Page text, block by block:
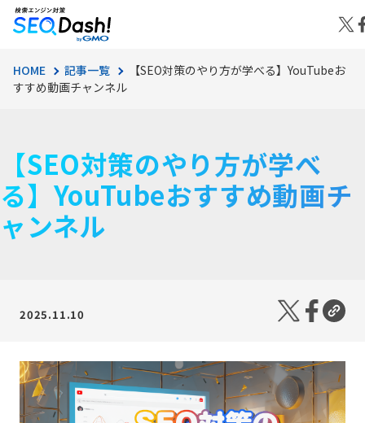
HOME 記事一覧
【SEO対策のやり方が学べる】YouTubeお
すすめ動画チャンネル
【SEO対策のやり方が学べ
る】YouTubeおすすめ動画チ
ャンネル
2025.11.10